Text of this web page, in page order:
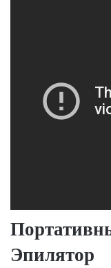
Эпилятор